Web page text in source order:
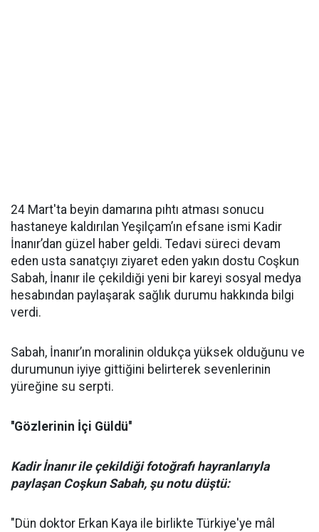
24 Mart'ta beyin damarına pıhtı atması sonucu
hastaneye kaldırılan Yeşilçam’ın efsane ismi Kadir
İnanır’dan güzel haber geldi. Tedavi süreci devam
eden usta sanatçıyı ziyaret eden yakın dostu Coşkun
Sabah, İnanır ile çekildiği yeni bir kareyi sosyal medya
hesabından paylaşarak sağlık durumu hakkında bilgi
verdi.
Sabah, İnanır’ın moralinin oldukça yüksek olduğunu ve
durumunun iyiye gittiğini belirterek sevenlerinin
yüreğine su serpti.
''Gözlerinin İçi Güldü''
Kadir İnanır ile çekildiği fotoğrafı hayranlarıyla
paylaşan Coşkun Sabah, şu notu düştü:
"Dün doktor Erkan Kaya ile birlikte Türkiye'ye mâl